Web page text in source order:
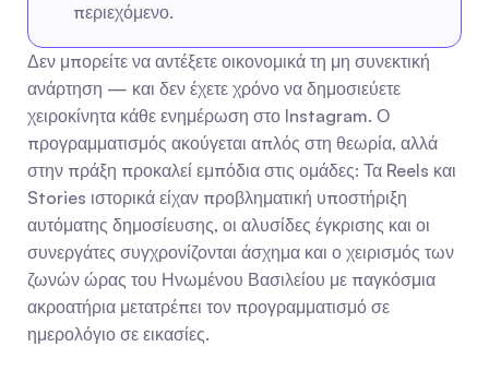
περιεχόμενο.
Δεν μπορείτε να αντέξετε οικονομικά τη μη συνεκτική
ανάρτηση — και δεν έχετε χρόνο να δημοσιεύετε
χειροκίνητα κάθε ενημέρωση στο Instagram. Ο
προγραμματισμός ακούγεται απλός στη θεωρία, αλλά
στην πράξη προκαλεί εμπόδια στις ομάδες: Τα Reels και
Stories ιστορικά είχαν προβληματική υποστήριξη
αυτόματης δημοσίευσης, οι αλυσίδες έγκρισης και οι
συνεργάτες συγχρονίζονται άσχημα και ο χειρισμός των
ζωνών ώρας του Ηνωμένου Βασιλείου με παγκόσμια
ακροατήρια μετατρέπει τον προγραμματισμό σε
ημερολόγιο σε εικασίες.